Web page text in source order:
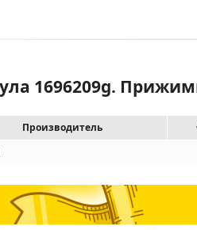
1696209g.
Производитель